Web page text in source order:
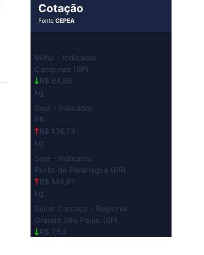
Cotação
FonteCEPEA
Milho - Indicador
Campinas (SP)
R$ 64,86
kg
Soja - Indicador
PR
R$ 136,73
kg
Soja - Indicador
Porto de Paranaguá (PR)
R$ 144,91
kg
Suíno Carcaça - Regional
Grande São Paulo (SP)
R$ 7,53